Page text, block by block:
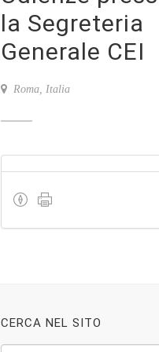
la Segreteria
Generale CEI
Roma, Italia
CERCA NEL SITO